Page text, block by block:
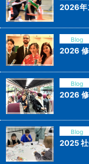
2026年
Blog
2026
Blog
2026
Blog
2025